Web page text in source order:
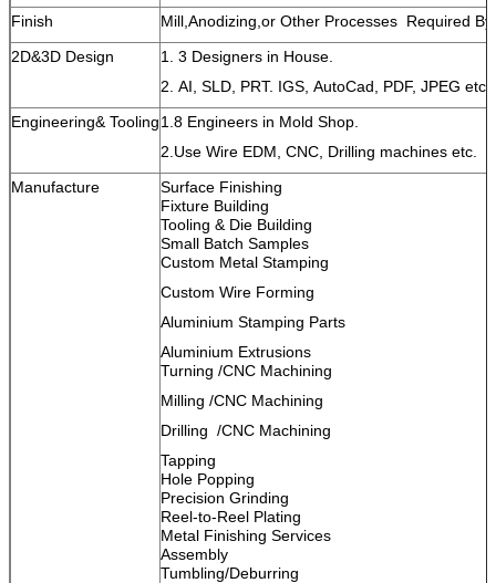
Finish
Mill,Anodizing,or Other Processes Required
2D&3D Design
1. 3 Designers in House.
2. AI, SLD, PRT. IGS, AutoCad, PDF, JPEG etc.
Engineering& Tooling1.8 Engineers in Mold Shop.
2.Use Wire EDM, CNC, Drilling machines etc.
Manufacture
Surface Finishing
Fixture Building
Tooling & Die Building
Small Batch Samples
Custom Metal Stamping
Custom Wire Forming
Aluminium Stamping Parts
Aluminium Extrusions
Turning /CNC Machining
Milling /CNC Machining
Drilling /CNC Machining
Tapping
Hole Popping
Precision Grinding
Reel-to-Reel Plating
Metal Finishing Services
Assembly
Tumbling/Deburring